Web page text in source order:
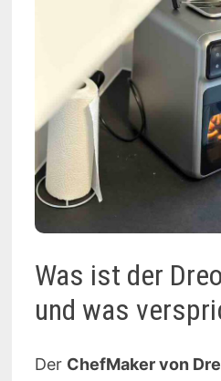
Was ist der
und was
Der ChefMaker von